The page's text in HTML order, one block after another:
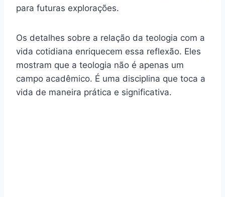
para futuras explorações.
Os detalhes sobre a relação da teologia com a
vida cotidiana enriquecem essa reflexão. Eles
mostram que a teologia não é apenas um
campo acadêmico. É uma disciplina que toca a
vida de maneira prática e significativa.